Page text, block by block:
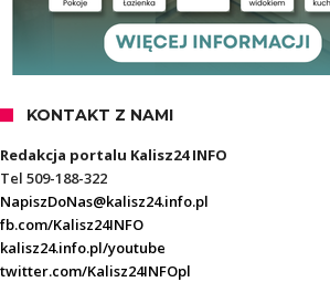
KONTAKT Z NAMI
Redakcja portalu Kalisz24 INFO
Tel 509-188-322
NapiszDoNas@kalisz24.info.pl
fb.com/Kalisz24INFO
kalisz24.info.pl/youtube
twitter.com/Kalisz24INFOpl